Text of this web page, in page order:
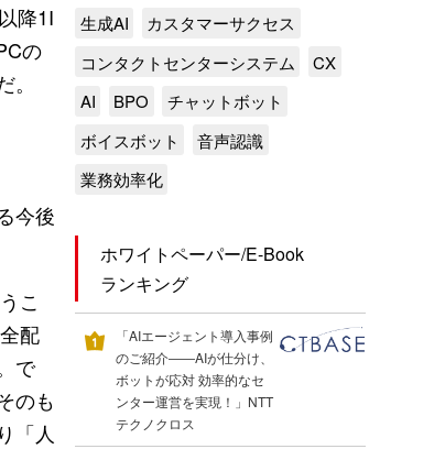
降1I
の
今後
こ
配
で
のも
「人
生成AI
カスタマーサクセス
コンタクトセンターシステム
CX
AI
BPO
チャットボット
ボイスボット
音声認識
業務効率化
ホワイトペーパー/E-Book
ランキング
「AIエージェント導入事例
のご紹介――AIが仕分け、
ボットが応対 効率的なセ
ンター運営を実現！」NTT
テクノクロス